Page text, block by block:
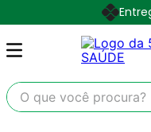
O que você procura?